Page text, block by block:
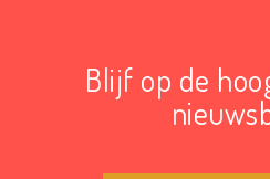
Blijf op de